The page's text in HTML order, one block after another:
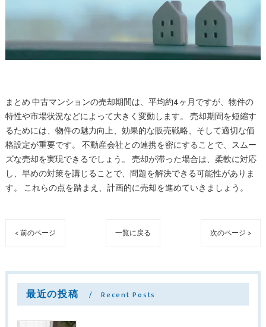
まとめ 中古マンションの売却期間は、平均約4ヶ月ですが、物件の
特性や市場状況などによって大きく変動します。 売却期間を短縮す
るためには、物件の魅力向上、効果的な販売戦略、そして適切な価
格設定が重要です。 不動産会社との連携を密にすることで、スムー
ズな売却を実現できるでしょう。 売却が滞った場合は、柔軟に対応
し、早めの対策を講じることで、問題を解決できる可能性がありま
す。 これらの点を踏まえ、計画的に売却を進めていきましょう。
< 前のページ 一覧に戻る 次のページ >
最近の投稿 Recent Posts